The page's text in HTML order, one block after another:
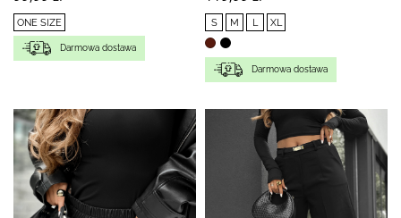
ONE SIZE
Darmowa dostawa
S M L XL
Darmowa dostawa